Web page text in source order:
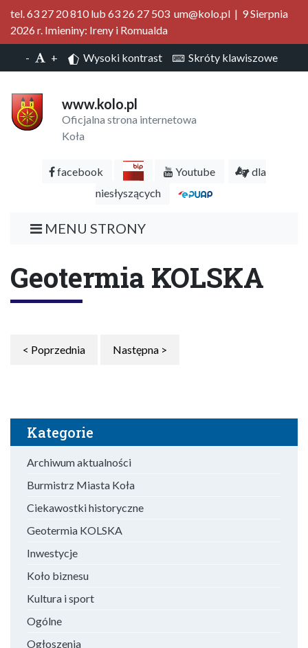
tel. 63 27 20 810 lub 63 26 27 503 um@kolo.pl | 9 Sierpnia
2026 r. Imieniny: Ireny i Romualda
- + Wysoki kontrast Skróty klawiszowe
www.kolo.pl
Oficjalna strona internetowa
Koła
facebook Youtube
dla
niesłyszących
MENU STRONY
Geotermia KOLSKA
< Poprzednia Następna >
Kategorie
Archiwum aktualności
Burmistrz Miasta Koła
Ciekawostki historyczne
Geotermia KOLSKA
Inwestycje
Koło biznesu
Kultura i sport
Ogólne
Ogłoszenia